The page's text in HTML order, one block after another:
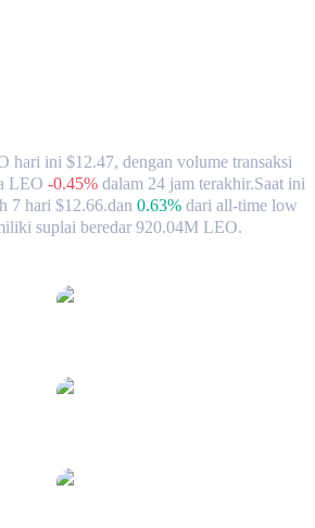
hari ini $12.47, dengan volume transaksi
LEO -0.45% dalam 24 jam terakhir.Saat ini
7 hari $12.66.dan 0.63% dari all-time low
suplai beredar 920.04M LEO.